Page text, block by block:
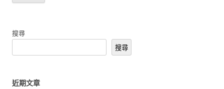
搜尋
搜尋
近期文章